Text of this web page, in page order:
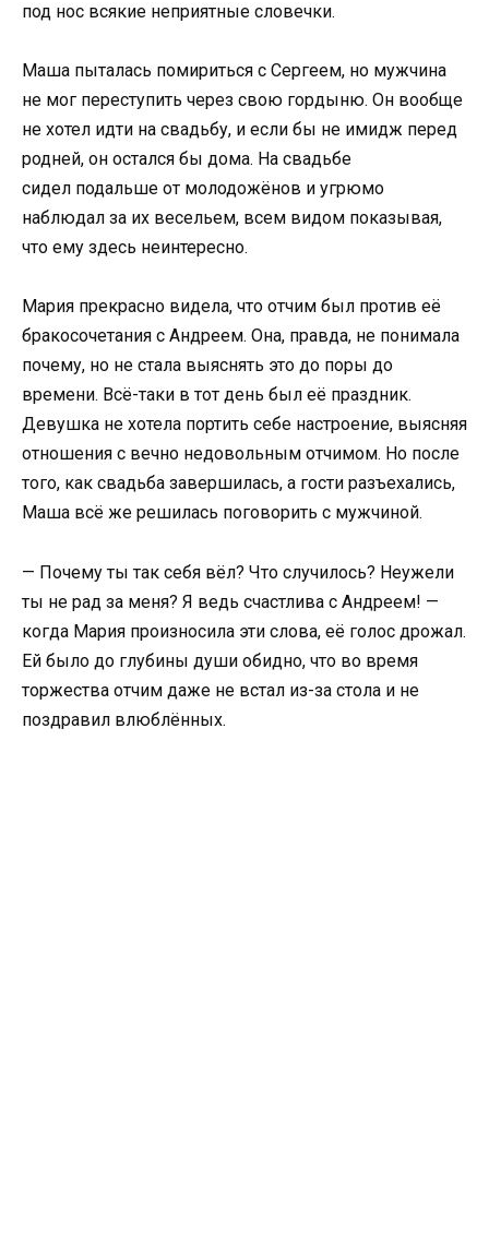
под нос всякие неприятные словечки.
Маша пыталась помириться с Сергеем, но мужчина
не мог переступить через свою гордыню. Он вообще
не хотел идти на свадьбу, и если бы не имидж перед
родней, он остался бы дома. На свадьбе
сидел подальше от молодожёнов и угрюмо
наблюдал за их весельем, всем видом показывая,
что ему здесь неинтересно.
Мария прекрасно видела, что отчим был против её
бракосочетания с Андреем. Она, правда, не понимала
почему, но не стала выяснять это до поры до
времени. Всё-таки в тот день был её праздник.
Девушка не хотела портить себе настроение, выясняя
отношения с вечно недовольным отчимом. Но после
того, как свадьба завершилась, а гости разъехались,
Маша всё же решилась поговорить с мужчиной.
— Почему ты так себя вёл? Что случилось? Неужели
ты не рад за меня? Я ведь счастлива с Андреем! —
когда Мария произносила эти слова, её голос дрожал.
Ей было до глубины души обидно, что во время
торжества отчим даже не встал из-за стола и не
поздравил влюблённых.